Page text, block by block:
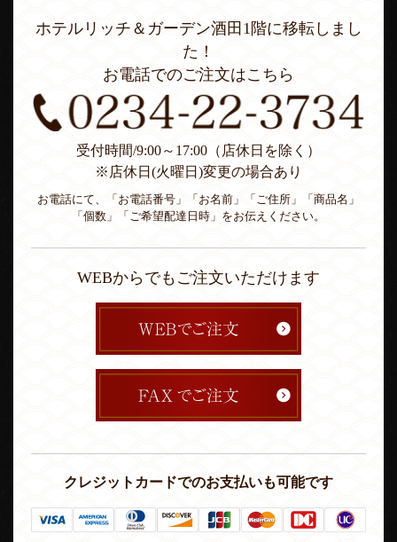
ホテルリッチ＆ガーデン酒田1階に移転しまし
た！
お電話でのご注文はこちら
受付時間/9:00～17:00（店休日を除く）
※店休日(火曜日)変更の場合あり
お電話にて、「お電話番号」「お名前」「ご住所」「商品名」
「個数」「ご希望配達日時」をお伝えください。
WEBからでもご注文いただけます
クレジットカードでのお支払いも可能です